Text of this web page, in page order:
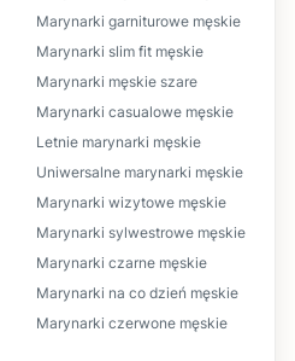
Marynarki garniturowe męskie
Marynarki slim fit męskie
Marynarki męskie szare
Marynarki casualowe męskie
Letnie marynarki męskie
Uniwersalne marynarki męskie
Marynarki wizytowe męskie
Marynarki sylwestrowe męskie
Marynarki czarne męskie
Marynarki na co dzień męskie
Marynarki czerwone męskie